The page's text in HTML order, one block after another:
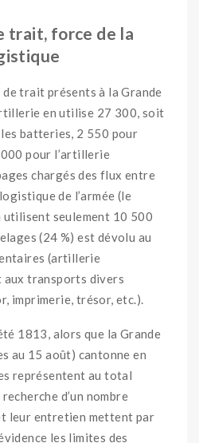
trait, force de la
trait présents à la Grande
en utilise 27 300, soit
batteries, 2 550 pour
000 pour l’artillerie
chargés des flux entre
de l’armée (le
utilisent seulement 10 500
(24 %) est dévolu au
(artillerie
aux transports divers
imprimerie, trésor, etc.).
1813, alors que la Grande
au 15 août) cantonne en
représentent au total
d’un nombre
leur entretien mettent par
les limites des